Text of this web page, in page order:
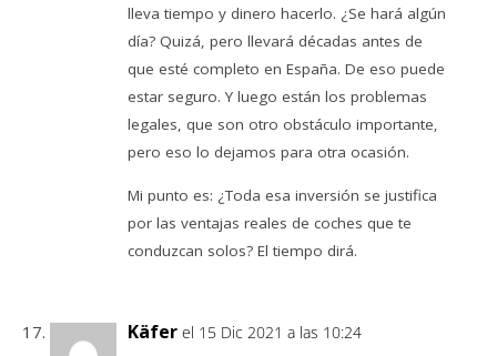
lleva tiempo y dinero hacerlo. ¿Se hará algún
día? Quizá, pero llevará décadas antes de
que esté completo en España. De eso puede
estar seguro. Y luego están los problemas
legales, que son otro obstáculo importante,
pero eso lo dejamos para otra ocasión.
Mi punto es: ¿Toda esa inversión se justifica
por las ventajas reales de coches que te
conduzcan solos? El tiempo dirá.
Käfer el 15 Dic 2021 a las 10:24